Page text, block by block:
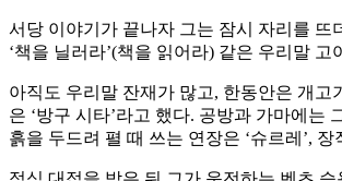
서당 이야기가 끝나자 그는 잠시 자리를 뜨
‘책을 닐러라’(책을 읽어라) 같은 우리말
아직도 우리말 잔재가 많고, 한동안은 개고
은 ‘방구 시타’라고 했다. 공방과 가마에는
흙을 두드려 펼 때 쓰는 연장은 ‘슈르레’,